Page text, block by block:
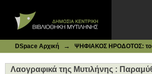
DSpace Αρχική → ΨΗΦΙΑΚΟΣ ΗΡΟΔΟΤΟΣ: το
Λαογραφικά της Μυτιλήνης :